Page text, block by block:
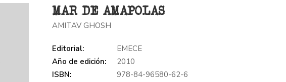
MAR DE AMAPOLAS
AMITAV GHOSH
Editorial:
EMECE
Año de edición:
2010
ISBN:
978-84-96580-62-6